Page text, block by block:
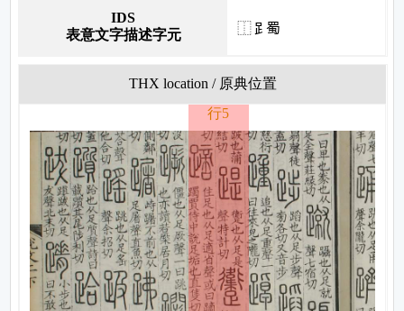
IDS
表意文字描述字元
⿰𧾷蜀
THX location / 原典位置
行5